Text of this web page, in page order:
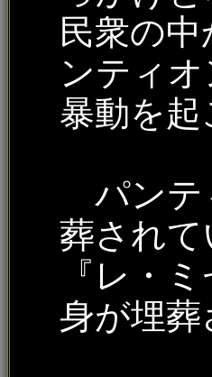
民衆の
ンティ
暴動を
パンテ
葬され
『レ・
身が埋